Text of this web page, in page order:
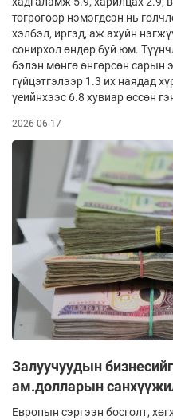
төгрөгөөр нэмэгдсэн нь
хэлбэл, иргэд, аж ахуйн
сонирхол өндөр буй юм.
бэлэн мөнгө өнгөрсөн сарын
гүйцэтгэлээр 1.3 их наядад
үеийнхээс 6.8 хувиар өссөн
2026-06-17
Залуучуудын
ам.долларын
Европын сэргээн босголт,